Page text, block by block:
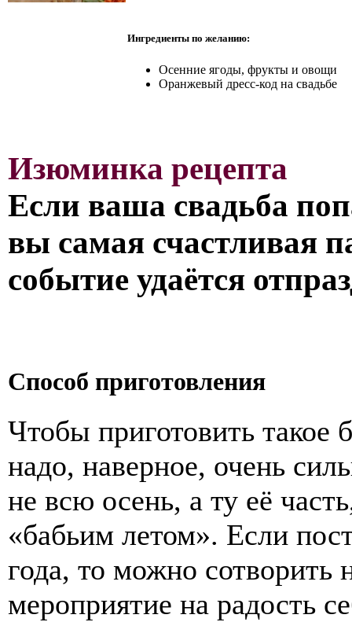
Ингредиенты по желанию:
Осенние ягоды, фрукты и овощи
Оранжевый дресс-код на свадьбе
Изюминка рецепта
Если ваша свадьба
вы самая счастливая
событие удаётся
Способ приготовления
Чтобы приготовить такое
надо, наверное, очень
не всю осень, а ту её
«бабьим летом». Если
года, то можно сотворить
мероприятие на радость